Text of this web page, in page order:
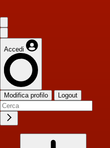
Accedi
Modifica profilo Logout